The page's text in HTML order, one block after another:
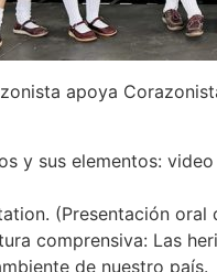
apoya
y sus elementos:
(Presentación
comprensiva: Las
de nuestro país.